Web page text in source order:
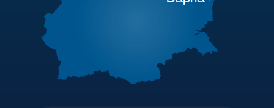
Научна програма „Млади учени и постдокторанти“ 2021
Научна програма „Млади учени и постдокторанти“ 2019
Конференции организирани/подкрепени от ТУ-Варна -
Полезни връзки
Актуални документи
Академичен съвет
Финансова информация